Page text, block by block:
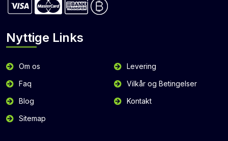
Nyttige Links
Om os
Levering
Faq
Vilkår og Betingelser
Blog
Kontakt
Sitemap